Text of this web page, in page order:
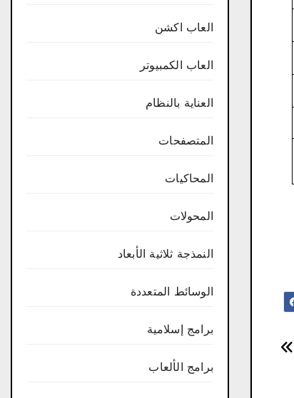
العاب اكشن
العاب الكمبيوتر
العناية بالنظام
المتصفحات
المحاكيات
المحولات
النمذجة ثلاثية الأبعاد
الوسائط المتعددة
برامج إسلامية
برامج الألعاب